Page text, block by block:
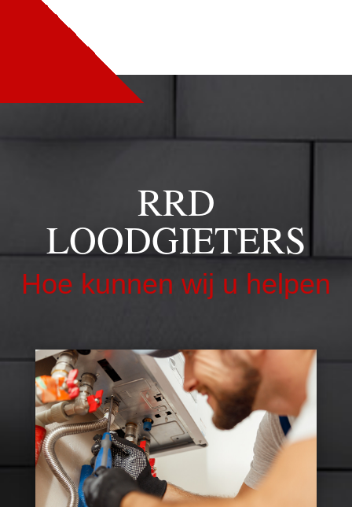
RRD
LOODGIETERS
Hoe kunnen wij u helpen